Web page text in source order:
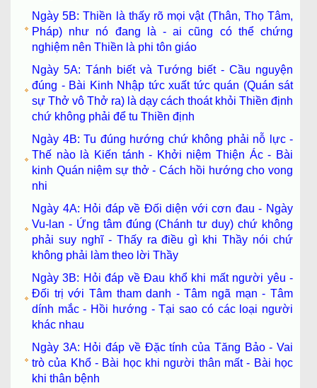
Ngày 5B: Thiền là thấy rõ mọi vật (Thân, Thọ Tâm,
Pháp) như nó đang là - ai cũng có thể chứng
nghiệm nên Thiền là phi tôn giáo
Ngày 5A: Tánh biết và Tướng biết - Cầu nguyện
đúng - Bài Kinh Nhập tức xuất tức quán (Quán sát
sự Thở vô Thở ra) là dạy cách thoát khỏi Thiền định
chứ không phải để tu Thiền định
Ngày 4B: Tu đúng hướng chứ không phải nỗ lực -
Thế nào là Kiến tánh - Khởi niệm Thiện Ác - Bài
kinh Quán niệm sự thở - Cách hồi hướng cho vong
nhi
Ngày 4A: Hỏi đáp về Đối diện với cơn đau - Ngày
Vu-lan - Ứng tâm đúng (Chánh tư duy) chứ không
phải suy nghĩ - Thấy ra điều gì khi Thầy nói chứ
không phải làm theo lời Thầy
Ngày 3B: Hỏi đáp về Đau khổ khi mất người yêu -
Đối trị với Tâm tham danh - Tâm ngã mạn - Tâm
dính mắc - Hồi hướng - Tại sao có các loại người
khác nhau
Ngày 3A: Hỏi đáp về Đặc tính của Tăng Bảo - Vai
trò của Khổ - Bài học khi người thân mất - Bài học
khi thân bệnh